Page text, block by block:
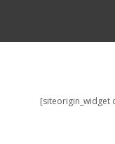
[siteorigin_widget